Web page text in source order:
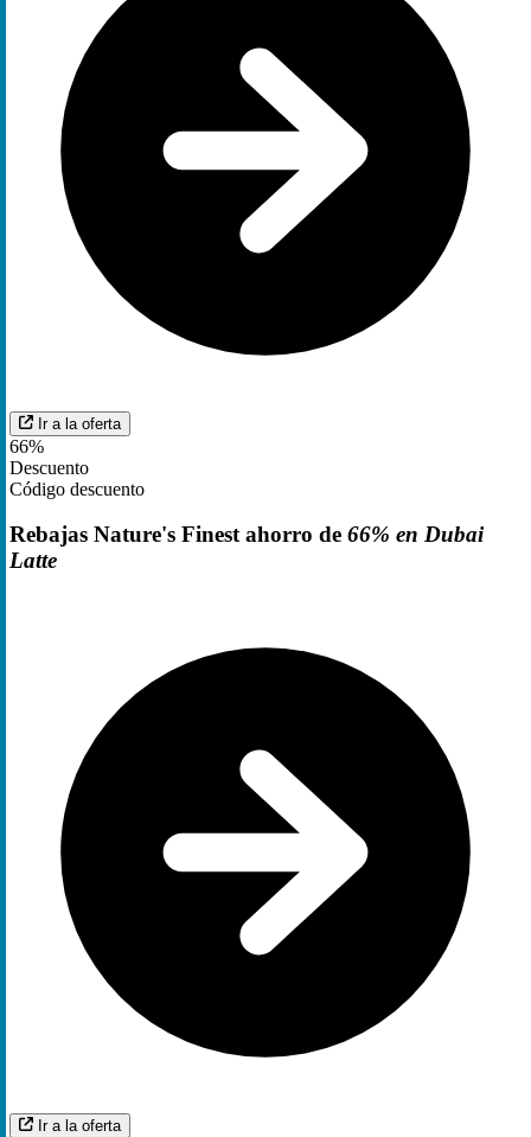
Ir a la oferta
66%
Descuento
Código descuento
Rebajas Nature's Finest ahorro de 66% en Dubai
Latte
Ir a la oferta